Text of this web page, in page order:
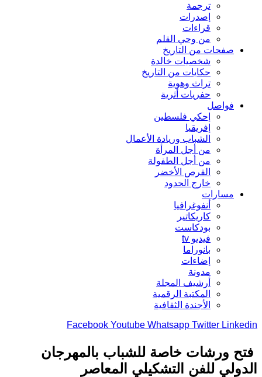
ترجمة
إصدرات
قراءات
من وحي القلم
صفحات من التاريخ
شخصيات خالدة
حكايات من التاريخ
تراث وهوية
حفريات أثرية
فواصل
إحكي فلسطين
إفريقيا
الشباب وريادة الأعمال
من أجل المرأة
من أجل الطفولة
القرص الأخضر
خارج الحدود
مسارات
أنفوغرافيا
كاريكاتير
بودكاست
فيديو tv
بانوراما
إضاءات
مدونة
أرشيف المجلة
المكتبة الرقمية
الأجندة الثقافية
Facebook Youtube Whatsapp Twitter
ورشات خاصة للشباب بالمهرجان
للفن التشكيلي المعاصر